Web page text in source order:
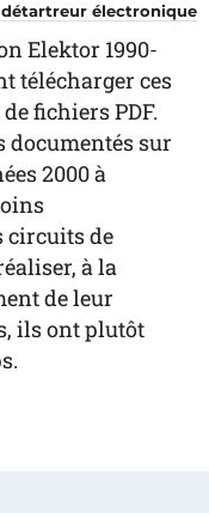
détartreur électronique
Elektor 1990-
télécharger ces
fichiers PDF.
documentés sur
2000 à
circuits de
à la
de leur
ils ont plutôt